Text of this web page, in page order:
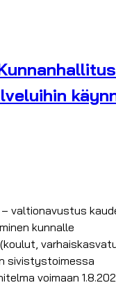
valtionavustus
kunnalle
sivistystoimessa
voimaan